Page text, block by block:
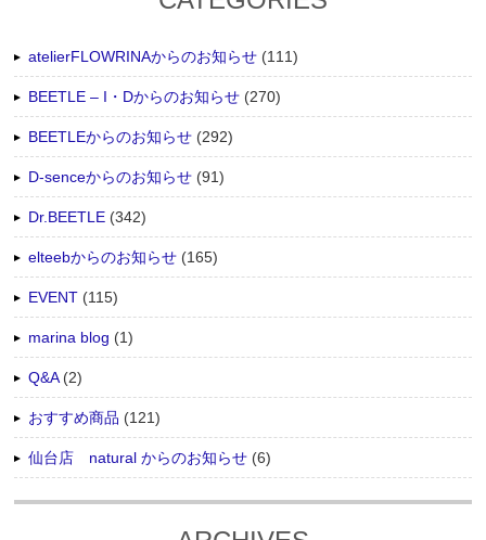
atelierFLOWRINAからのお知らせ (111)
BEETLE – I・Dからのお知らせ (270)
BEETLEからのお知らせ (292)
D-senceからのお知らせ (91)
Dr.BEETLE (342)
elteebからのお知らせ (165)
EVENT (115)
marina blog (1)
Q&A(2)
おすすめ商品 (121)
仙台店 natural からのお知らせ (6)